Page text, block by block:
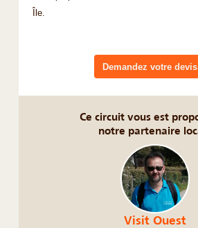
Île.
Demandez votre devis
Ce circuit vous est
notre partenaire
Visit Ouest